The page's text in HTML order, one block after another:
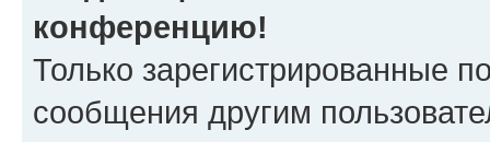
конференцию!
Только зарегистрированные
сообщения другим